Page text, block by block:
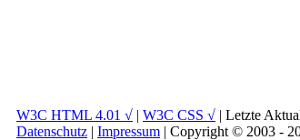
W3C HTML 4.01 √ | W3C CSS √ | Letzte
Datenschutz | Impressum | Copyright © 2003 -